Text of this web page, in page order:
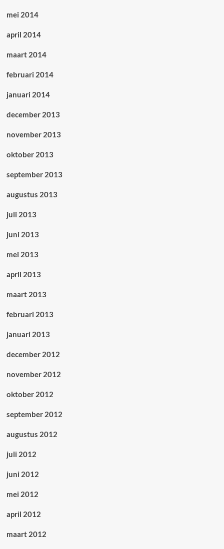
mei 2014
april 2014
maart 2014
februari 2014
januari 2014
december 2013
november 2013
oktober 2013
september 2013
augustus 2013
juli 2013
juni 2013
mei 2013
april 2013
maart 2013
februari 2013
januari 2013
december 2012
november 2012
oktober 2012
september 2012
augustus 2012
juli 2012
juni 2012
mei 2012
april 2012
maart 2012